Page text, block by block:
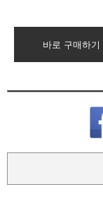
바로 구매하기